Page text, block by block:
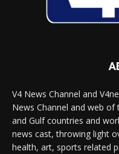
V4 News Channel and
News Channel and web
and Gulf countries and
news cast, throwing light
health, art, sports related